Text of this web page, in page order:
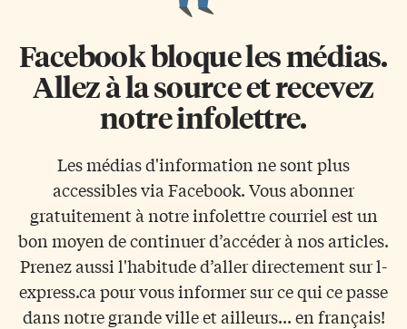
Facebook bloque les médias.
Allez à la source et recevez
notre infolettre.
Les médias d'information ne sont plus
accessibles via Facebook. Vous abonner
gratuitement à notre infolettre courriel est un
bon moyen de continuer d’accéder à nos articles.
Prenez aussi l'habitude d’aller directement sur l-
express.ca pour vous informer sur ce qui ce passe
dans notre grande ville et ailleurs... en français!